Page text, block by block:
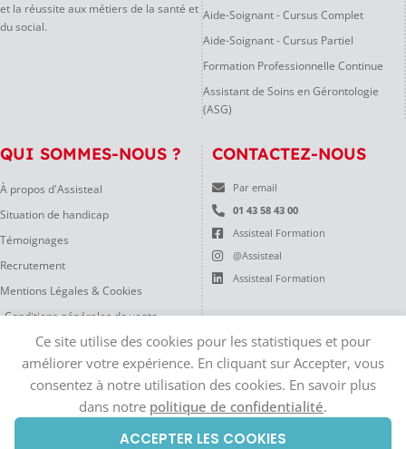
Ce site utilise des cookies pour les statistiques et pour
améliorer votre expérience. En cliquant sur Accepter, vous
consentez à notre utilisation des cookies. En savoir plus
dans notre politique de confidentialité.
ACCEPTER LES COOKIES
et la réussite aux métiers de la santé et
du social.
Aide-Soignant - Cursus Complet
Aide-Soignant - Cursus Partiel
Formation Professionnelle Continue
Assistant de Soins en Gérontologie
(ASG)
QUI SOMMES-NOUS ?
À propos d'Assisteal
Situation de handicap
Témoignages
Recrutement
Mentions Légales & Cookies
Conditions générales de vente
Règlement Intérieur
CONTACTEZ-NOUS
Par email
01 43 58 43 00
Assisteal Formation
@Assisteal
Assisteal Formation
Assisteal Formation est une société par actions simplifiée au capital de 10
000€ – Siège social, 24 Rue Stephenson, 75018 Paris, enregistré au RCS de